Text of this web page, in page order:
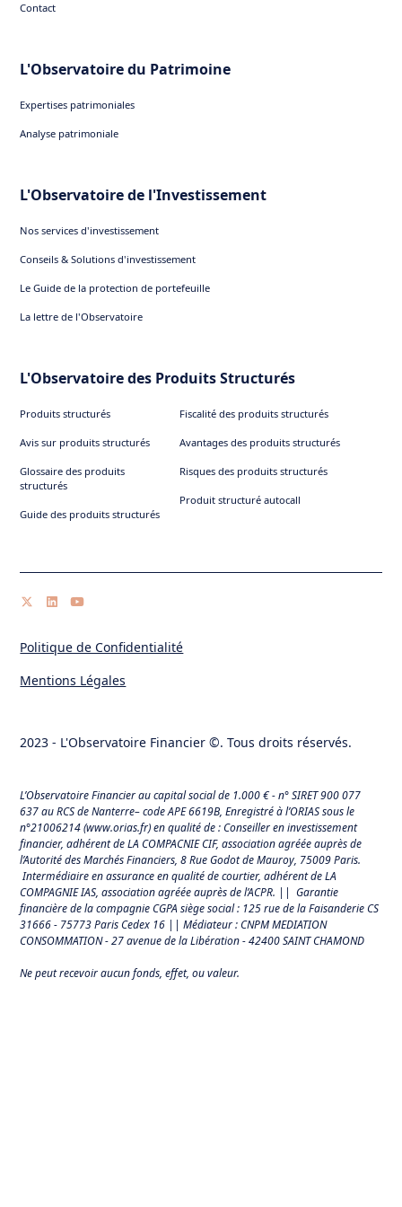
Contact
L'Observatoire du Patrimoine
Expertises patrimoniales
Analyse patrimoniale
L'Observatoire de l'Investissement
Nos services d'investissement
Conseils & Solutions d'investissement
Le Guide de la protection de portefeuille
La lettre de l'Observatoire
L'Observatoire des Produits Structurés
Produits structurés
Avis sur produits structurés
Glossaire des produits
structurés
Guide des produits structurés
Fiscalité des produits structurés
Avantages des produits structurés
Risques des produits structurés
Produit structuré autocall
2023 - L'Observatoire Financier ©. Tous droits réservés.
Politique de Confidentialité
Mentions Légales
L’Observatoire Financier au capital social de 1.000 € - n° SIRET 900 077
637 au RCS de Nanterre– code APE 6619B, Enregistré à l’ORIAS sous le
n°21006214 (www.orias.fr) en qualité de : Conseiller en investissement
financier, adhérent de LA COMPACNIE CIF, association agréée auprès de
l’Autorité des Marchés Financiers, 8 Rue Godot de Mauroy, 75009 Paris.
Intermédiaire en assurance en qualité de courtier, adhérent de LA
COMPAGNIE IAS, association agréée auprès de l’ACPR. || Garantie
financière de la compagnie CGPA siège social : 125 rue de la Faisanderie CS
31666 - 75773 Paris Cedex 16 || Médiateur : CNPM MEDIATION
CONSOMMATION - 27 avenue de la Libération - 42400 SAINT CHAMOND
Ne peut recevoir aucun fonds, effet, ou valeur.